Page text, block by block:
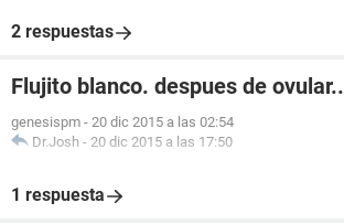
2 respuestas
Flujito blanco. despues de ovular..
genesispm - 20 dic 2015 a las 02:54
Dr.Josh - 20 dic 2015 a las 17:50
1 respuesta